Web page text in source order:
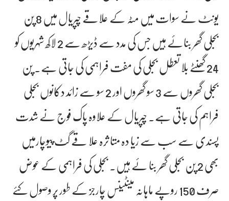
یونٹ نے سوات میں مٹہ کے علاقے چپریال میں 8 پن
بجلی گھر بنائے ہیں جس کی مدد سے ڈیڑھ سے 2 لاکھ شہریوں کو
24 گھنٹے بلا تعطل بجلی کی مفت فراہمی کی جاتی ہے۔ پن
بجلی گھروں سے 3 سو گھروں اور 2 سو سے زائد دکانوں بجلی
فراہم کی جاتی ہے۔ چپریال کے علاوہ پاک فوج نے شدت
پسندی سے سب سے زیا دہ متا ثرہ علا قے گٹ پیوچارمیں
بھی 2 پن بجلی گھر بنا ئے ہیں۔ بجلی کی فراہمی کے عوض
صرف 150 روپے ماہانہ مینٹینس چارجز کے طور پر وصول کئے